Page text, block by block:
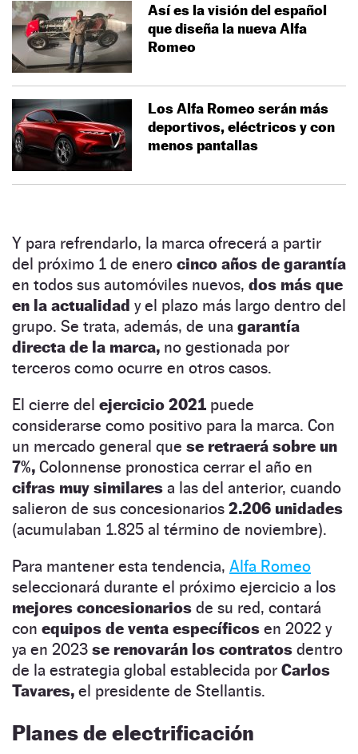
Así es la visión del español
que diseña la nueva Alfa
Romeo
Los Alfa Romeo serán más
deportivos, eléctricos y con
menos pantallas
Y para refrendarlo, la marca ofrecerá a partir
del próximo 1 de enero cinco años de garantía
en todos sus automóviles nuevos, dos más que
en la actualidad y el plazo más largo dentro del
grupo. Se trata, además, de una garantía
directa de la marca, no gestionada por
terceros como ocurre en otros casos.
El cierre del ejercicio 2021 puede
considerarse como positivo para la marca. Con
un mercado general que se retraerá sobre un
7%, Colonnense pronostica cerrar el año en
cifras muy similares a las del anterior, cuando
salieron de sus concesionarios 2.206 unidades
(acumulaban 1.825 al término de noviembre).
Para mantener esta tendencia, Alfa Romeo
seleccionará durante el próximo ejercicio a los
mejores concesionarios de su red, contará
con equipos de venta específicos en 2022 y
ya en 2023 se renovarán los contratos dentro
de la estrategia global establecida por Carlos
Tavares, el presidente de Stellantis.
Planes de electrificación